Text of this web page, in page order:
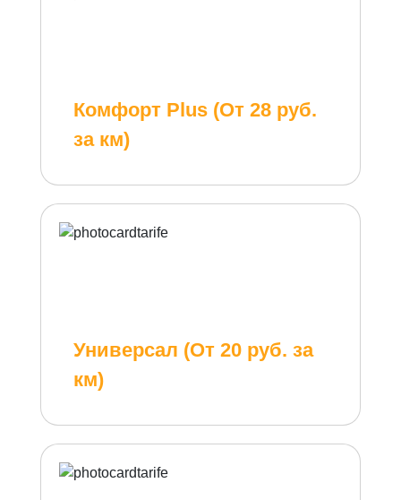
Комфорт Plus (От 28 руб.
за км)
Универсал (От 20 руб. за
км)